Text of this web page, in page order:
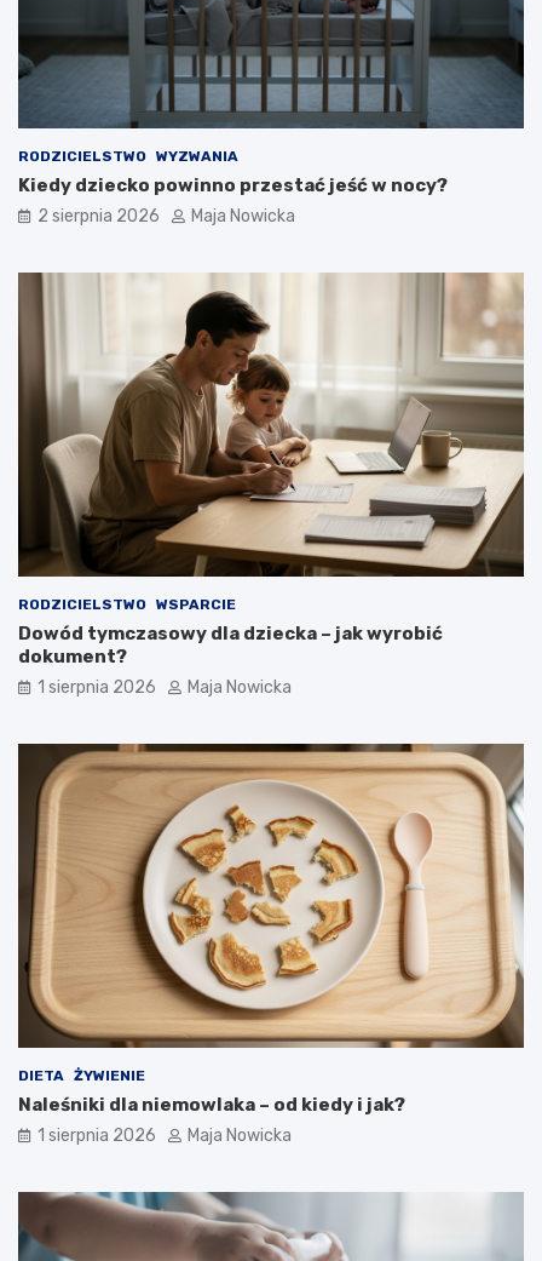
RODZICIELSTWO WYZWANIA
Kiedy dziecko powinno przestać jeść w nocy?
2 sierpnia 2026 Maja Nowicka
RODZICIELSTWO WSPARCIE
Dowód tymczasowy dla dziecka – jak wyrobić
dokument?
1 sierpnia 2026 Maja Nowicka
DIETA ŻYWIENIE
Naleśniki dla niemowlaka – od kiedy i jak?
1 sierpnia 2026 Maja Nowicka